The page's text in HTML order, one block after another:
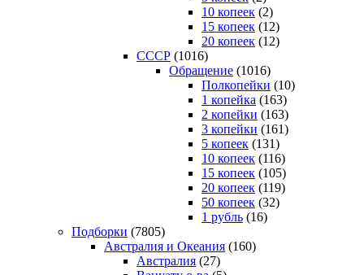
10 копеек (2)
15 копеек (12)
20 копеек (12)
СССР (1016)
Обращение (1016)
Полкопейки (10)
1 копейка (163)
2 копейки (163)
3 копейки (161)
5 копеек (131)
10 копеек (116)
15 копеек (105)
20 копеек (119)
50 копеек (32)
1 рубль (16)
Подборки (7805)
Австралия и Океания (160)
Австралия (27)